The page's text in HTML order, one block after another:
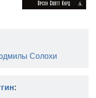
Солохи
: